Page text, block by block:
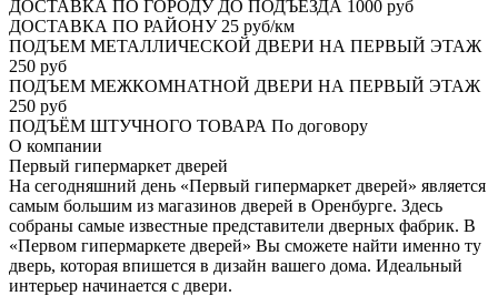
ДОСТАВКА ПО ГОРОДУ ДО ПОДЪЕЗДА 1000 руб
ДОСТАВКА ПО РАЙОНУ25 руб/км
ПОДЪЕМ МЕТАЛЛИЧЕСКОЙ ДВЕРИ НА ПЕРВЫЙ ЭТАЖ
250 руб
ПОДЪЕМ МЕЖКОМНАТНОЙ ДВЕРИ НА ПЕРВЫЙ ЭТАЖ
250 руб
ПОДЪЁМ ШТУЧНОГО ТОВАРА По договору
О компании
Первый гипермаркет дверей
На сегодняшний день «Первый гипермаркет дверей» является
самым большим из магазинов дверей в Оренбурге. Здесь
собраны самые известные представители дверных фабрик. В
«Первом гипермаркете дверей» Вы сможете найти именно ту
дверь, которая впишется в дизайн вашего дома. Идеальный
интерьер начинается с двери.